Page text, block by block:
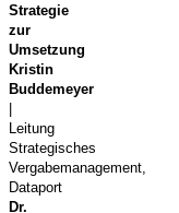
Strategie
zur
Umsetzung
Kristin
Buddemeyer
Leitung
Strategisches
Vergabemanagement,
Dataport
Dr.